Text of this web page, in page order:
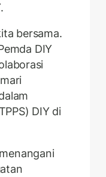
bersama.
DIY
DIY di